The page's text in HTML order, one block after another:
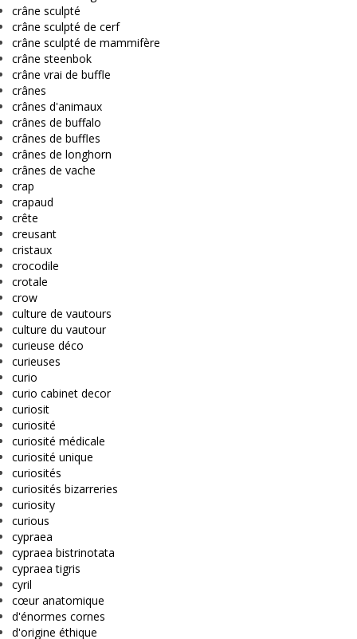
crâne sculpté
crâne sculpté de cerf
crâne sculpté de mammifère
crâne steenbok
crâne vrai de buffle
crânes
crânes d'animaux
crânes de buffalo
crânes de buffles
crânes de longhorn
crânes de vache
crap
crapaud
crête
creusant
cristaux
crocodile
crotale
crow
culture de vautours
culture du vautour
curieuse déco
curieuses
curio
curio cabinet decor
curiosit
curiosité
curiosité médicale
curiosité unique
curiosités
curiosités bizarreries
curiosity
curious
cypraea
cypraea bistrinotata
cypraea tigris
cyril
cœur anatomique
d'énormes cornes
d'origine éthique